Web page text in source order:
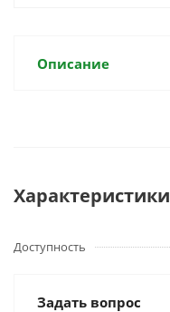
Описание
Характеристики
Доступность
Задать вопрос